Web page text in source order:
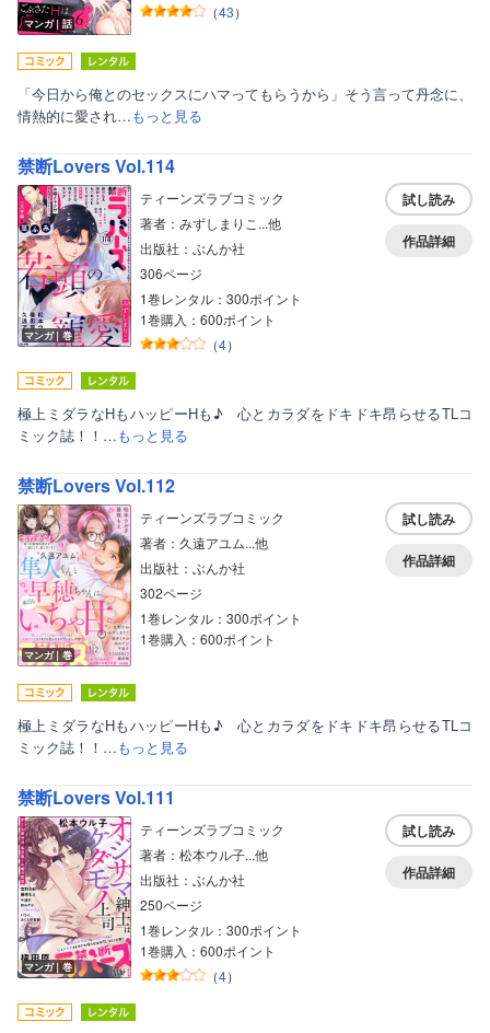
マンガ｜話
（43）
「今日から俺とのセックスにハマってもらうから」そう言って丹念に、
情熱的に愛され…もっと見る
禁断Lovers Vol.114
マンガ｜巻
ティーンズラブコミック
著者：みずしまりこ...他
出版社：ぶんか社
306ページ
1巻レンタル：300ポイント
1巻購入：600ポイント
（4）
試し読み
作品詳細
極上ミダラなHもハッピーHも♪ 心とカラダをドキドキ昂らせるTLコ
ミック誌！！…もっと見る
禁断Lovers Vol.112
マンガ｜巻
ティーンズラブコミック
著者：久遠アユム...他
出版社：ぶんか社
302ページ
1巻レンタル：300ポイント
1巻購入：600ポイント
試し読み
作品詳細
極上ミダラなHもハッピーHも♪ 心とカラダをドキドキ昂らせるTLコ
ミック誌！！…もっと見る
禁断Lovers Vol.111
マンガ｜巻
ティーンズラブコミック
著者：松本ウル子...他
出版社：ぶんか社
250ページ
1巻レンタル：300ポイント
1巻購入：600ポイント
（4）
試し読み
作品詳細
ボーイズラブ
ティーンズラブ
美女・美少女